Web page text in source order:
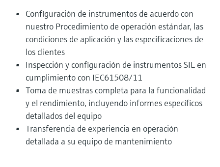
Configuración de instrumentos de acuerdo con
nuestro Procedimiento de operación estándar, las
condiciones de aplicación y las especificaciones de
los clientes
Inspección y configuración de instrumentos SIL en
cumplimiento con IEC61508/11
Toma de muestras completa para la funcionalidad
y el rendimiento, incluyendo informes específicos
detallados del equipo
Transferencia de experiencia en operación
detallada a su equipo de mantenimiento